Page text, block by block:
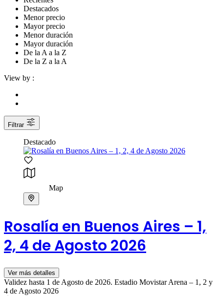
Destacados
Menor precio
Mayor precio
Menor duración
Mayor duración
De la A a la Z
De la Z a la A
View by :
Filtrar
Destacado
Map
Rosalía en Buenos Aires – 1,
2, 4 de Agosto 2026
Ver más detalles
Validez hasta 1 de Agosto de 2026. Estadio Movistar Arena – 1, 2 y
4 de Agosto 2026